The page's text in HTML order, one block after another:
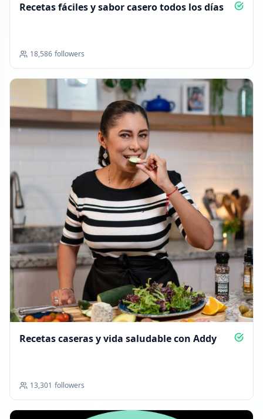
Recetas fáciles y sabor casero todos los días
18,586 followers
Recetas caseras y vida saludable con Addy
13,301 followers